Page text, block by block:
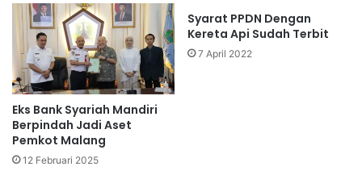
Eks Bank Syariah Mandiri
Berpindah Jadi Aset
Pemkot Malang
12 Februari 2025
Syarat PPDN Dengan
Kereta Api Sudah Terbit
7 April 2022